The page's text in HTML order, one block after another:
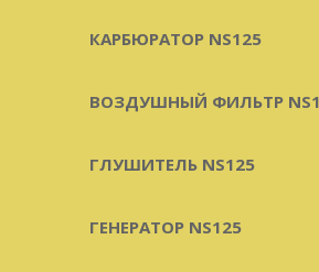
КАРБЮРАТОР NS125
ВОЗДУШНЫЙ ФИЛЬТР
ГЛУШИТЕЛЬ NS125
ГЕНЕРАТОР NS125